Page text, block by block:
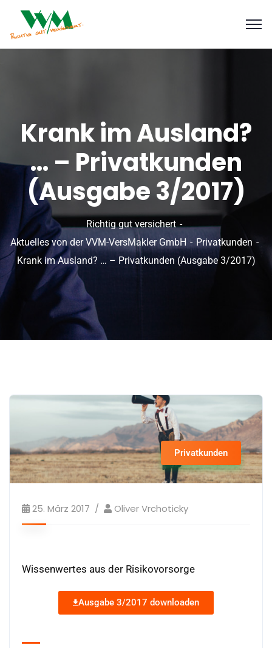
Krank im Ausland?
… – Privatkunden
(Ausgabe 3/2017)
Richtig gut versichert
Aktuelles von der VVM-VersMakler GmbH
Privatkunden
Krank im Ausland? … – Privatkunden (Ausgabe 3/2017)
Privatkunden
25. März 2017 Oliver Vrchoticky
Wissenwertes aus der Risikovorsorge
Ausgabe 3/2017 downloaden